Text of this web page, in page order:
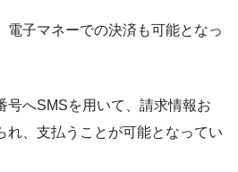
電子マネーでの決済も可能となっ
号へSMSを用いて、請求情報お
れ、支払うことが可能となってい